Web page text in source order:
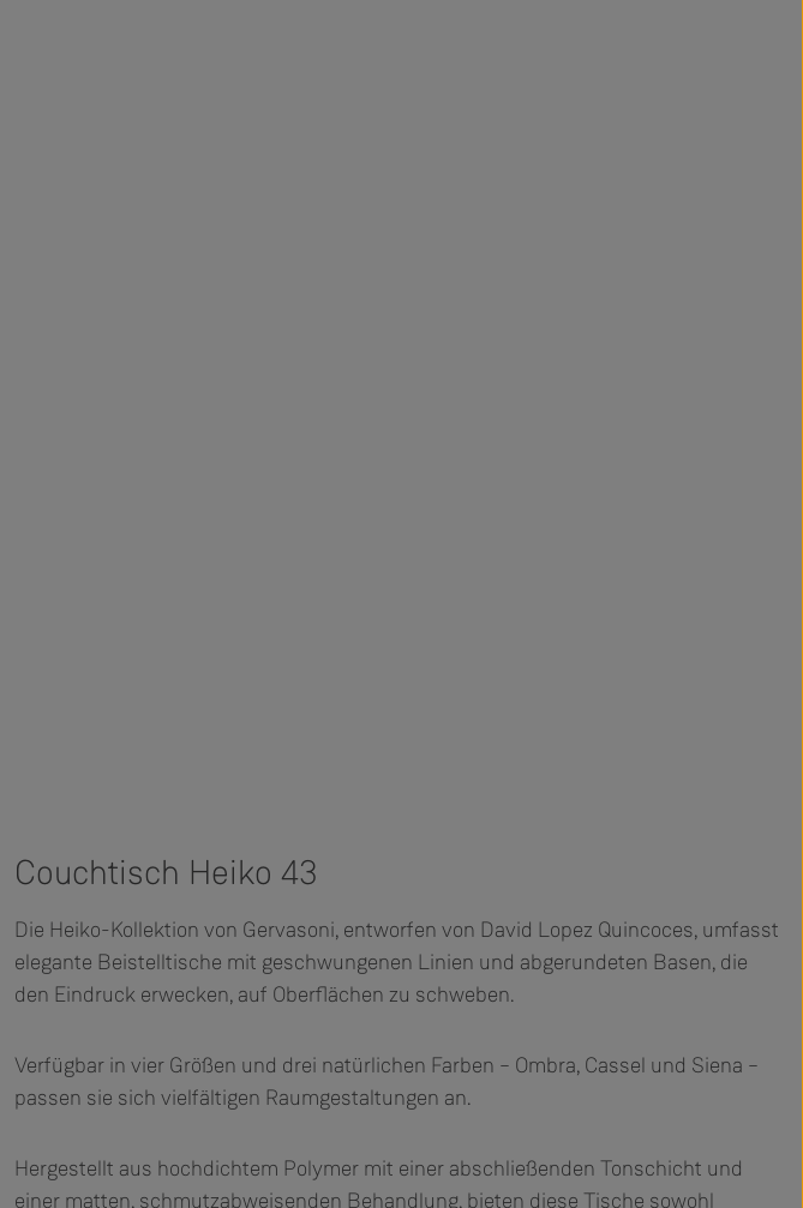
Couchtisch Heiko 43
Die Heiko-Kollektion von Gervasoni, entworfen von David Lopez Quincoces, umfasst
elegante Beistelltische mit geschwungenen Linien und abgerundeten Basen, die
den Eindruck erwecken, auf Oberflächen zu schweben.
Verfügbar in vier Größen und drei natürlichen Farben – Ombra, Cassel und Siena –
passen sie sich vielfältigen Raumgestaltungen an.
Hergestellt aus hochdichtem Polymer mit einer abschließenden Tonschicht und
einer matten, schmutzabweisenden Behandlung, bieten diese Tische sowohl